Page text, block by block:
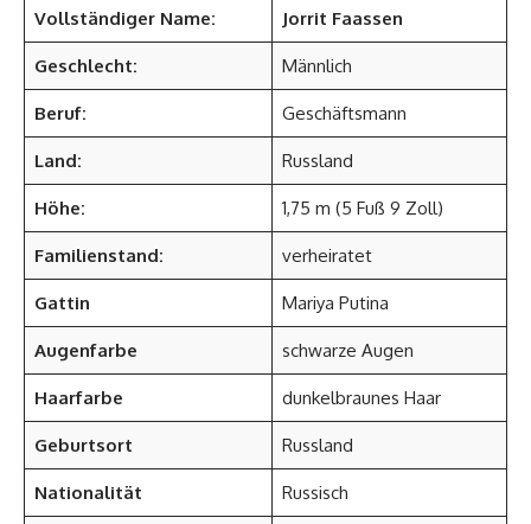
Vollständiger Name: Jorrit Faassen
Geschlecht: Männlich
Beruf: Geschäftsmann
Land: Russland
Höhe: 1,75 m (5 Fuß 9 Zoll)
Familienstand: verheiratet
Gattin Mariya Putina
Augenfarbe schwarze Augen
Haarfarbe dunkelbraunes Haar
Geburtsort Russland
Nationalität Russisch